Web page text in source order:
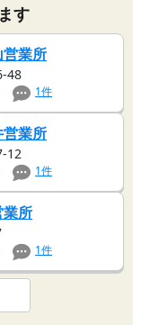
す
業所
48
1件
業所
12
1件
所
1件